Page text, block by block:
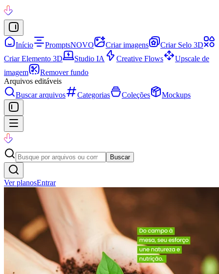
Início PromptsNOVO Criar imagens
Criar Selo 3D
Criar Elemento 3D
Studio IA Creative Flows
Upscale de
imagem
Remover fundo
Arquivos editáveis
Buscar arquivos
Categorias Coleções Mockups
Buscar
Ver planosEntrar